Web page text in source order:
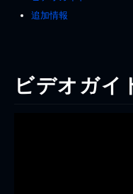
追加情報
ビデオガイ